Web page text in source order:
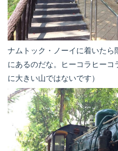
ナムトック・ノーイに着いた
にあるのだな。ヒーコラヒー
に大きい山ではないです）